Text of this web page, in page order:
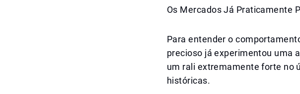
Os Mercados Já Praticamente
Para entender o
precioso já experimentou uma
um rali extremamente forte no
históricas.